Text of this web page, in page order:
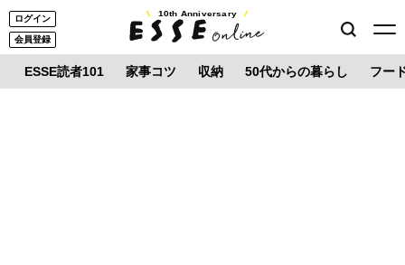
ログイン
会員登録
10th Anniversary
ESSE読者101 家事コツ 収納 50代からの暮らし フー